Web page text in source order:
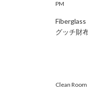
PM
グッチ財
Clean